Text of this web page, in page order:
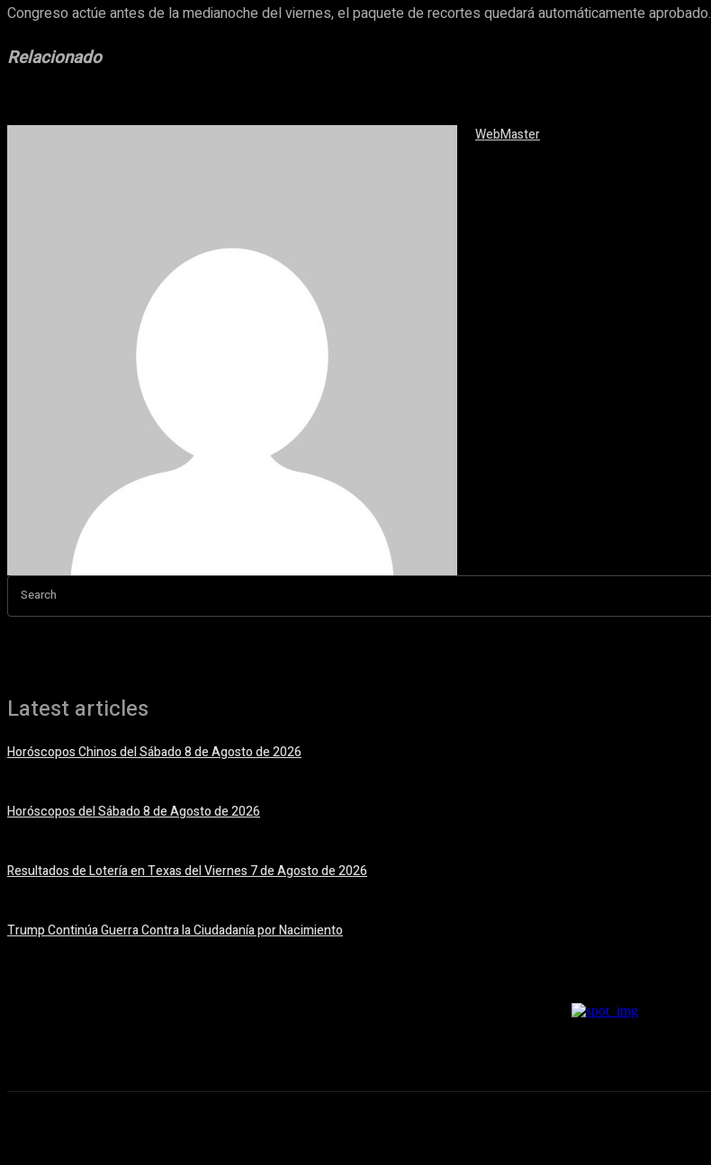
Congreso actúe antes de la medianoche del viernes, el paquete de recortes quedará automáticamente aprobado.
Relacionado
WebMaster
Search
Latest articles
Horóscopos Chinos del Sábado 8 de Agosto de 2026
Horóscopos del Sábado 8 de Agosto de 2026
Resultados de Lotería en Texas del Viernes 7 de Agosto de 2026
Trump Continúa Guerra Contra la Ciudadanía por Nacimiento